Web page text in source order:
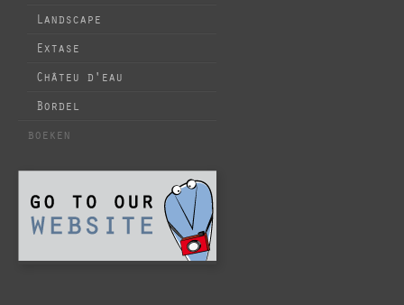
Landscape
Extase
Châteu d'eau
Bordel
boeken